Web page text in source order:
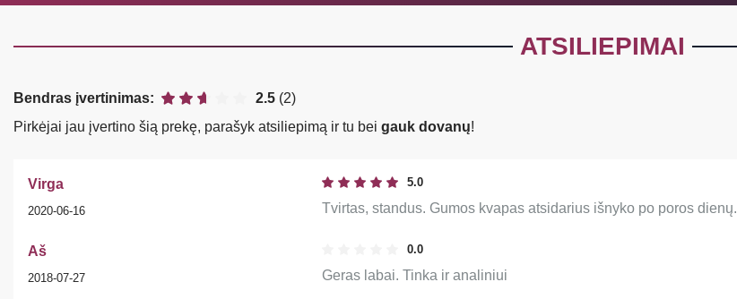
ATSILIEPIMAI
Bendras įvertinimas: 2.5 (2)
Pirkėjai jau įvertino šią prekę, parašyk atsiliepimą ir tu bei gauk dovanų!
Virga
2020-06-16
5.0
Tvirtas, standus. Gumos kvapas atsidarius išnyko po poros dienų.
Aš
2018-07-27
0.0
Geras labai. Tinka ir analiniui